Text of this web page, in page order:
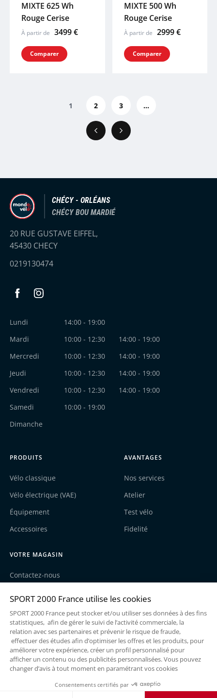
MIXTE 625 Wh
Rouge Cerise
À partir de 3499 €
Comparer
MIXTE 500 Wh
Rouge Cerise
À partir de 2999 €
Comparer
Précédent
1 2 3 ...
Suivant
CHÉCY - ORLÉANS
CHÉCY BOU MARDIÉ
20 RUE GUSTAVE EIFFEL,
45430 CHECY
0219130474
Lundi
14:00 - 19:00
Mardi
10:00 - 12:30
14:00 - 19:00
Mercredi
10:00 - 12:30
14:00 - 19:00
Jeudi
10:00 - 12:30
14:00 - 19:00
Vendredi
10:00 - 12:30
14:00 - 19:00
Samedi
10:00 - 19:00
Dimanche
PRODUITS
Vélo classique
Vélo électrique (VAE)
Équipement
Accessoires
AVANTAGES
Nos services
Atelier
Test vélo
Fidelité
VOTRE MAGASIN
Contactez-nous
Recrutement
Une enseigne du groupe Sport2000
Mentions légales
Politique de cookies
Conditions générales de vente